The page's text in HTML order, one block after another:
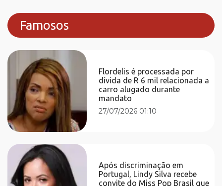
Famosos
Flordelis é processada por
dívida de R 6 mil relacionada a
carro alugado durante
mandato
27/07/2026 01:10
Após discriminação em
Portugal, Lindy Silva recebe
convite do Miss Pop Brasil que